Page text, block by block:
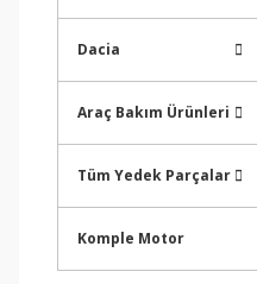
Dacia
Araç Bakım Ürünleri
Tüm Yedek Parçalar
Komple Motor